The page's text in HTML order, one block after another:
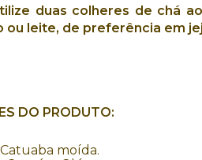
duas colheres de chá
ou leite, de preferência em
DO PRODUTO:
Catuaba moída.